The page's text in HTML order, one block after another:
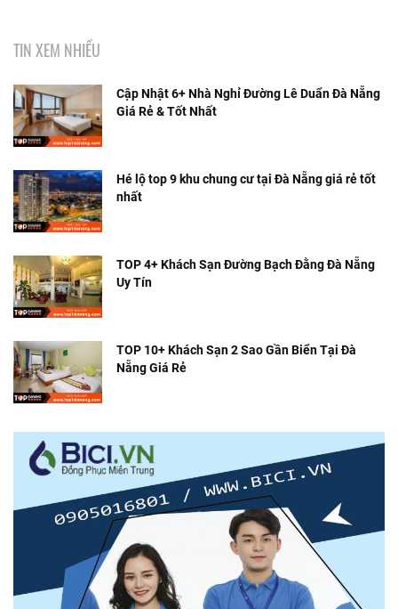
TIN XEM NHIỀU
Cập Nhật 6+ Nhà Nghỉ Đường Lê Duẩn Đà Nẵng
Giá Rẻ & Tốt Nhất
Hé lộ top 9 khu chung cư tại Đà Nẵng giá rẻ tốt
nhất
TOP 4+ Khách Sạn Đường Bạch Đằng Đà Nẵng
Uy Tín
TOP 10+ Khách Sạn 2 Sao Gần Biển Tại Đà
Nẵng Giá Rẻ